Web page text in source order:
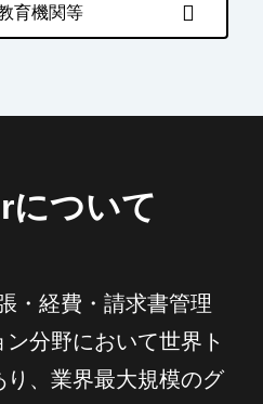
育機関等
について
・経費・請求書管理
分野において世界ト
り、業界最大規模のグ